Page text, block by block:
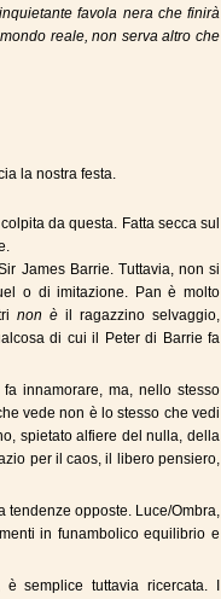
favola nera che finirà
reale, non serva altro che
la nostra festa.
da questa. Fatta secca sul
James Barrie. Tuttavia, non si
o di imitazione. Pan è molto
non èil ragazzino selvaggio,
di cui il Peter di Barrie fa
innamorare, ma, nello stesso
vede non è lo stesso che vedi
spietato alfiere del nulla, della
per il caos, il libero pensiero,
tendenze opposte. Luce/Ombra,
in funambolico equilibrio e
semplice tuttavia ricercata. I